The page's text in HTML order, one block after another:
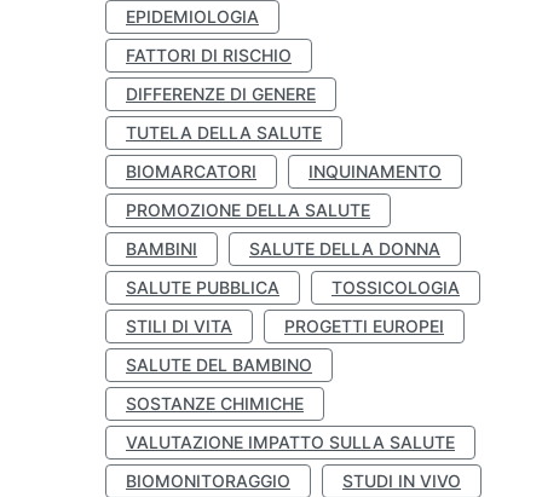
EPIDEMIOLOGIA
FATTORI DI RISCHIO
DIFFERENZE DI GENERE
TUTELA DELLA SALUTE
BIOMARCATORI
INQUINAMENTO
PROMOZIONE DELLA SALUTE
BAMBINI
SALUTE DELLA DONNA
SALUTE PUBBLICA
TOSSICOLOGIA
STILI DI VITA
PROGETTI EUROPEI
SALUTE DEL BAMBINO
SOSTANZE CHIMICHE
VALUTAZIONE IMPATTO SULLA SALUTE
BIOMONITORAGGIO
STUDI IN VIVO